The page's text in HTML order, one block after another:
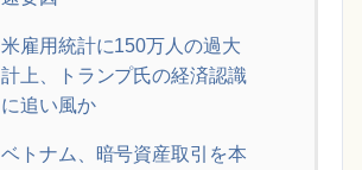
米雇用統計に150万人の過大
計上、トランプ氏の経済認識
に追い風か
ベトナム、暗号資産取引を本